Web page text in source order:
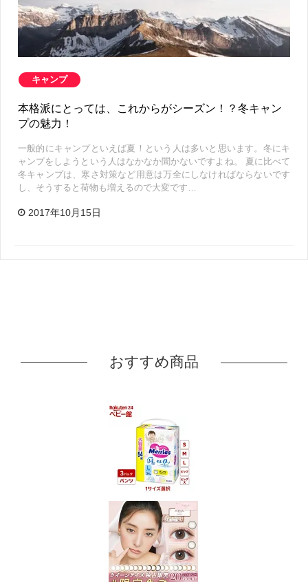
キャンプ
本格派にとっては、これからがシーズン！？冬キャン
プの魅力！
一般的にキャンプといえば夏！という人は多いと思います。冬にキ
ャンプをしようという人はなかなか聞かないですよね。 夏に比べて
冬キャンプは、寒さ対策など用意は万全にしなければならないです
し、そうすると荷物も増えるので大変です…
2017年10月15日
おすすめ商品